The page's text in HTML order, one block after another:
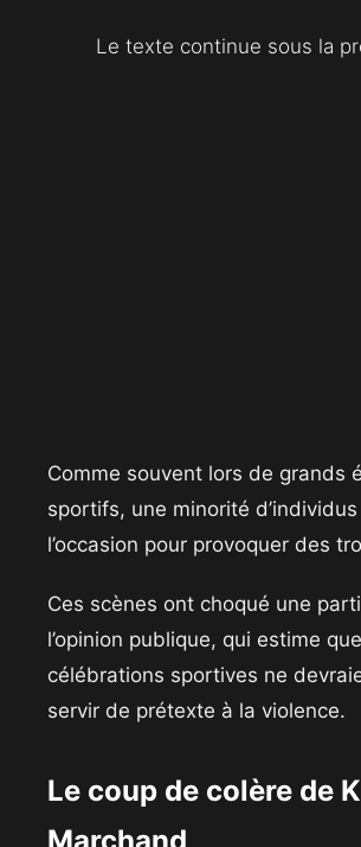
Le texte continue sous la
Comme souvent lors de grands
sportifs, une minorité
l’occasion pour provoquer des
Ces scènes ont choqué une
l’opinion publique, qui estime
célébrations sportives ne
servir de prétexte à la violence.
Le coup de colère de